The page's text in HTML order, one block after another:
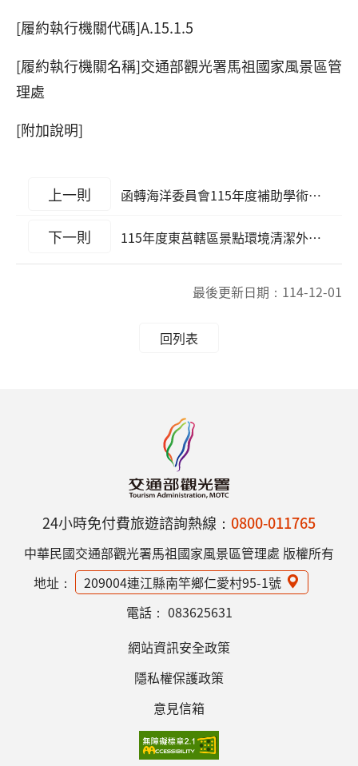
[履約執行機關代碼]A.15.1.5
[履約執行機關名稱]交通部觀光署馬祖國家風景區管
理處
[附加說明]
上一則 函轉海洋委員會115年度補助學術機構、研究機關（構）及海洋科技業者執行海洋科技專案協助宣傳
下一則 115年度東莒轄區景點環境清潔外包工作案決標公告
最後更新日期： 114-12-01
回列表
24小時免付費旅遊諮詢熱線： 0800-011765
中華民國交通部觀光署馬祖國家風景區管理處 版權所有
地址：
209004連江縣南竿鄉仁愛村95-1號
電話： 083625631
網站資訊安全政策
隱私權保護政策
意見信箱